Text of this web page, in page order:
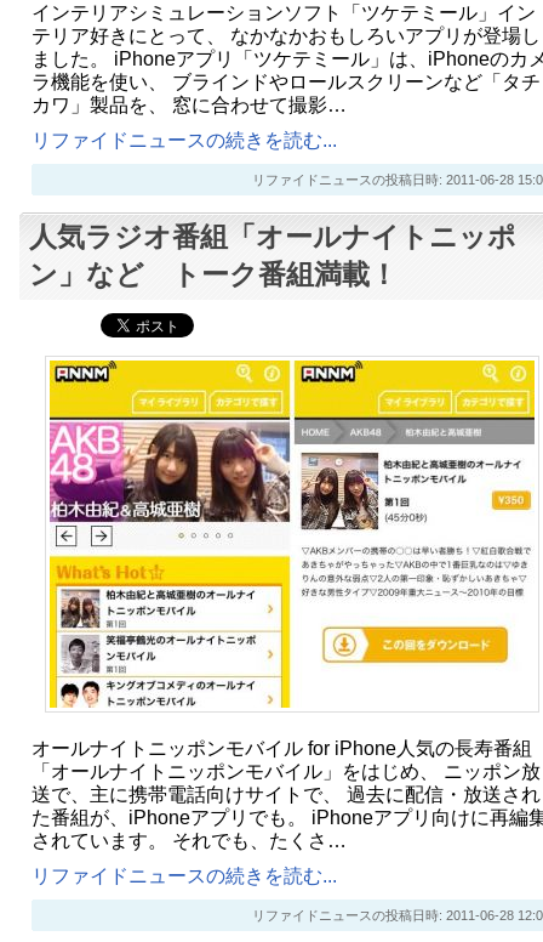
インテリアシミュレーションソフト「ツケテミール」イン
テリア好きにとって、 なかなかおもしろいアプリが登場し
ました。 iPhoneアプリ「ツケテミール」は、iPhoneのカ
ラ機能を使い、 ブラインドやロールスクリーンなど「タチ
カワ」製品を、 窓に合わせて撮影…
リファイドニュースの続きを読む...
リファイドニュースの投稿日時: 2011-06-28
人気ラジオ番組「オールナイトニッポ
ン」など トーク番組満載！
オールナイトニッポンモバイル for iPhone人気の長寿番組
「オールナイトニッポンモバイル」をはじめ、 ニッポン放
送で、主に携帯電話向けサイトで、 過去に配信・放送され
た番組が、iPhoneアプリでも。 iPhoneアプリ向けに再編
されています。 それでも、たくさ…
リファイドニュースの続きを読む...
リファイドニュースの投稿日時: 2011-06-28